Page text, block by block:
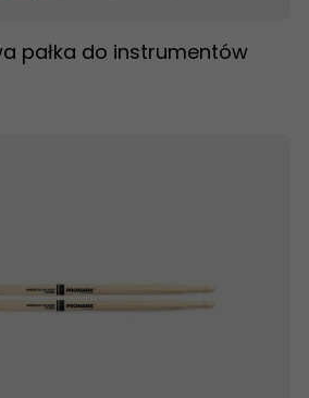
pałka do instrumentów